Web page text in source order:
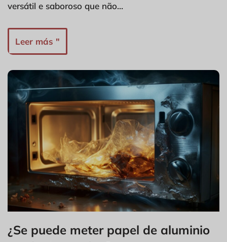
versátil e saboroso que não…
Leer más "
¿Se puede meter papel de aluminio